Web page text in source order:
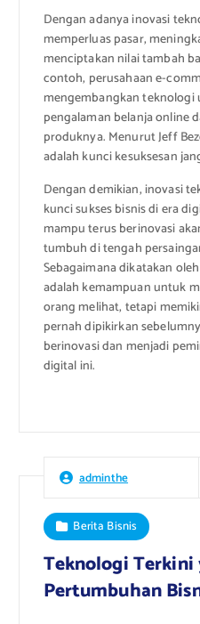
Dengan adanya inovasi
memperluas pasar,
menciptakan nilai tambah
contoh, perusahaan e-
mengembangkan
pengalaman belanja online
produknya. Menurut Jeff
adalah kunci kesuksesan
Dengan demikian, inovasi
kunci sukses bisnis di era
mampu terus berinovasi
tumbuh di tengah
Sebagaimana dikatakan
adalah kemampuan untuk
orang melihat, tetapi
pernah dipikirkan
berinovasi dan menjadi
digital ini.
adminthe
Berita Bisnis
Teknologi Terkini
Pertumbuhan